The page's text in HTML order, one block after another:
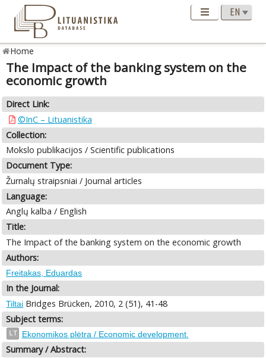
Home
The Impact of the banking system on the
economic growth
Direct Link:
©InC – Lituanistika
Collection:
Mokslo publikacijos / Scientific publications
Document Type:
Žurnalų straipsniai / Journal articles
Language:
Anglų kalba / English
Title:
The Impact of the banking system on the economic growth
Authors:
Freitakas, Eduardas
In the Journal:
Tiltai Bridges Brücken, 2010, 2 (51), 41-48
Subject terms:
LT Ekonomikos plėtra / Economic development.
Summary / Abstract: